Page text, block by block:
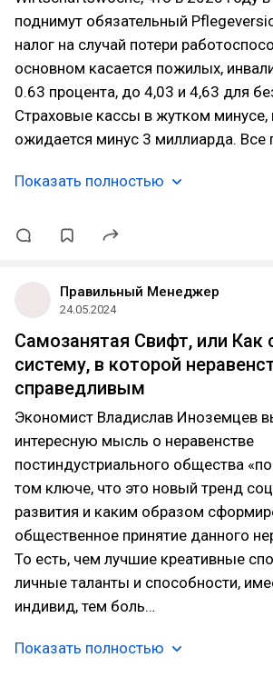
поднимут обязательный
налог на случай потери
основном касается пожилых,
0.63 процента, до 4,03 и 4,63 для
Страховые кассы в жутком минусе,
ожидается минус 3 миллиарда. Все
Показать полностью
Правильный Менеджер
24.05.2024
Самозанятая Свифт, или Как
систему, в которой
справедливым
Экономист Владислав Иноземцев
интересную мысль о неравенстве
постиндустриального общества
том ключе, что это новый тренд
развития и каким образом
общественное принятие данного
То есть, чем лучшие креативные
личные таланты и способности,
индивид, тем боль…
Показать полностью